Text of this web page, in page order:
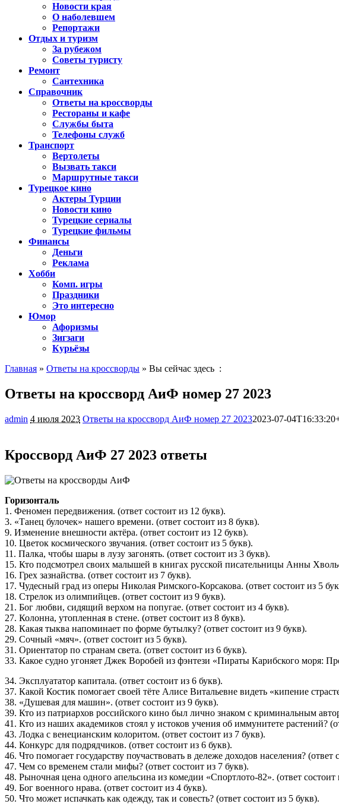
Новости края
О наболевшем
Репортажи
Отдых и туризм
За рубежом
Советы туристу
Ремонт
Сантехника
Справочник
Ответы на кроссворды
Рестораны и кафе
Службы быта
Телефоны служб
Транспорт
Вертолеты
Вызвать такси
Маршрутные такси
Турецкое кино
Актеры Турции
Новости кино
Турецкие сериалы
Турецкие фильмы
Финансы
Деньги
Реклама
Хобби
Комп. игры
Праздники
Это интересно
Юмор
Афоризмы
Зигзаги
Курьёзы
Главная » Ответы на кроссворды » Вы сейчас здесь :
Ответы на кроссворд АиФ номер 27 2023
admin 4 июля 2023 Ответы на кроссворд АиФ номер 27 20232023-07-
Кроссворд АиФ 27 2023 ответы
Горизонталь
1. Феномен передвижения. (ответ состоит из 12 букв).
3. «Танец булочек» нашего времени. (ответ состоит из 8 букв).
9. Изменение внешности актёра. (ответ состоит из 12 букв).
10. Цветок космического звучания. (ответ состоит из 5 букв).
11. Палка, чтобы шары в лузу загонять. (ответ состоит из 3 букв).
15. Кто подсмотрел своих малышей в книгах русской писательницы Анны
16. Грех зазнайства. (ответ состоит из 7 букв).
17. Чудесный град из оперы Николая Римского-Корсакова. (ответ состоит из 5
18. Стрелок из олимпийцев. (ответ состоит из 9 букв).
21. Бог любви, сидящий верхом на попугае. (ответ состоит из 4 букв).
27. Колонна, утопленная в стене. (ответ состоит из 8 букв).
28. Какая тыква напоминает по форме бутылку? (ответ состоит из 9 букв).
29. Сочный «мяч». (ответ состоит из 5 букв).
31. Ориентатор по странам света. (ответ состоит из 6 букв).
33. Какое судно угоняет Джек Воробей из фэнтези «Пираты Карибского моря:
34. Эксплуататор капитала. (ответ состоит из 6 букв).
37. Какой Костик помогает своей тёте Алисе Витальевне видеть «кипение
38. «Душевая для машин». (ответ состоит из 9 букв).
39. Кто из патриархов российского кино был лично знаком с криминальным
41. Кто из наших академиков стоял у истоков учения об иммунитете растений?
43. Лодка с венецианским колоритом. (ответ состоит из 7 букв).
44. Конкурс для подрядчиков. (ответ состоит из 6 букв).
46. Что помогает государству поучаствовать в дележе доходов населения? (ответ
47. Чем со временем стали мифы? (ответ состоит из 7 букв).
48. Рыночная цена одного апельсина из комедии «Спортлото-82». (ответ состоит
49. Бог военного нрава. (ответ состоит из 4 букв).
50. Что может испачкать как одежду, так и совесть? (ответ состоит из 5 букв).